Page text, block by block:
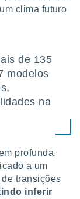
clima futuro
de 135
modelos
na
profunda,
a um
transições
inferir